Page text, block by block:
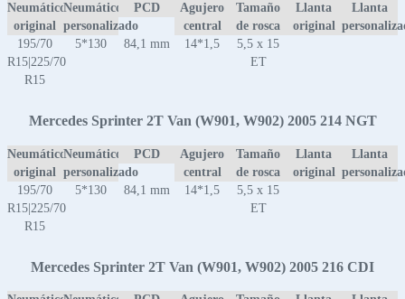
Neumático
original
Neumático
personalizado
PCD
Agujero
central
Tamaño
de rosca
Llanta
original
Llanta
195/70
R15|225/70
R15
5*130 84,1 mm 14*1,5
5,5 x 15
ET
Mercedes Sprinter 2T Van (W901, W902) 2005 214 NGT
Neumático
original
Neumático
personalizado
PCD
Agujero
central
Tamaño
de rosca
Llanta
original
Llanta
195/70
R15|225/70
R15
5*130 84,1 mm 14*1,5
5,5 x 15
ET
Mercedes Sprinter 2T Van (W901, W902) 2005 216 CDI